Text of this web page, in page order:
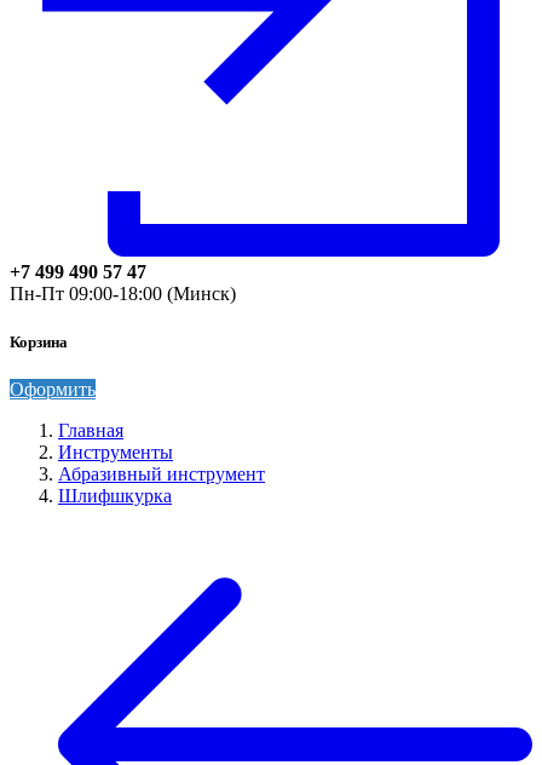
+7 499 490 57 47
Пн-Пт 09:00-18:00 (Минск)
Корзина
Оформить
Главная
Инструменты
Абразивный инструмент
Шлифшкурка